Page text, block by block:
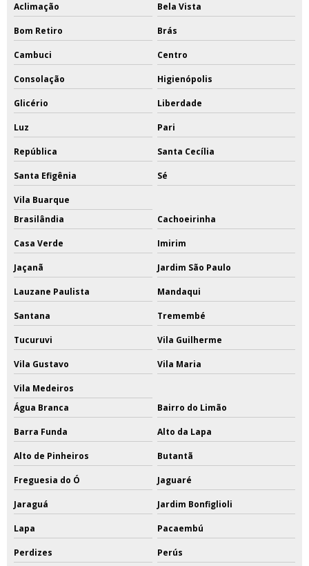
Aclimação Bela Vista
Bom Retiro Brás
Cambuci Centro
Consolação Higienópolis
Glicério Liberdade
Luz Pari
República Santa Cecília
Santa Efigênia Sé
Vila Buarque
Brasilândia
Cachoeirinha
Casa Verde Imirim
Jaçanã Jardim São Paulo
Lauzane Paulista Mandaqui
Santana Tremembé
Tucuruvi Vila Guilherme
Vila Gustavo Vila Maria
Vila Medeiros
Água Branca
Bairro do Limão
Barra Funda Alto da Lapa
Alto de Pinheiros Butantã
Freguesia do Ó Jaguaré
Jaraguá Jardim Bonfiglioli
Lapa Pacaembú
Perdizes Perús